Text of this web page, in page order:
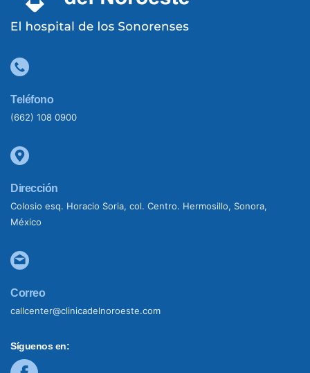
Teléfono
(662) 108 0900
Dirección
Colosio esq. Horacio Soria, col. Centro. Hermosillo, Sonora,
México
Correo
callcenter@clinicadelnoroeste.com
Síguenos en: